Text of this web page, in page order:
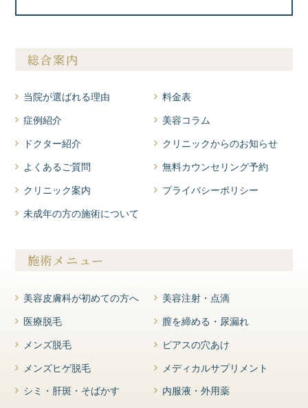
総合案内
当院が選ばれる理由
症例紹介
ドクター紹介
よくあるご質問
クリニック案内
未成年の方の施術について
料金表
美容コラム
クリニックからのお知らせ
無料カウンセリング予約
プライバシーポリシー
施術メニュー
美容皮膚科が初めての方へ
医療脱毛
メンズ脱毛
メンズヒゲ脱毛
シミ・肝斑・そばかす
美容注射・点滴
膣を締める・尿漏れ
ピアスの穴あけ
メディカルサプリメント
内服液・外用薬